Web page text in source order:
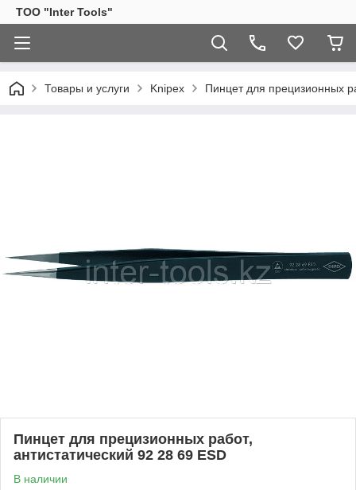
ТОО "Inter Tools"
Товары и услуги Knipex Пинцет для прецизионных
Пинцет для прецизионных работ,
антистатический 92 28 69 ESD
В наличии